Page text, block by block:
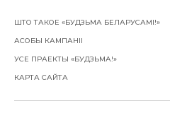
ШТО ТАКОЕ «БУДЗЬМА БЕЛАРУСАМІ!»
АСОБЫ КАМПАНІІ
УСЕ ПРАЕКТЫ «БУДЗЬМА!»
КАРТА САЙТА